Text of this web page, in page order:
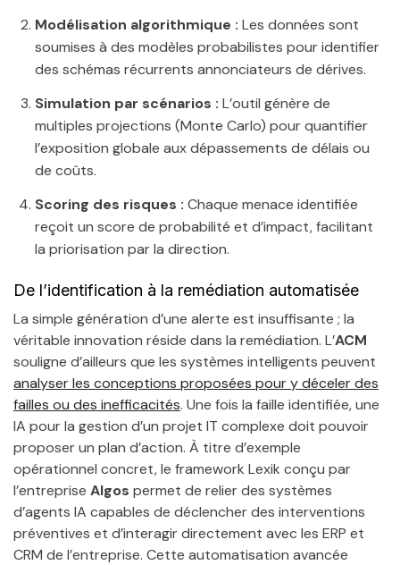
Modélisation algorithmique : Les données sont
soumises à des modèles probabilistes pour identifier
des schémas récurrents annonciateurs de dérives.
Simulation par scénarios : L’outil génère de
multiples projections (Monte Carlo) pour quantifier
l’exposition globale aux dépassements de délais ou
de coûts.
Scoring des risques : Chaque menace identifiée
reçoit un score de probabilité et d’impact, facilitant
la priorisation par la direction.
De l’identification à la remédiation automatisée
La simple génération d’une alerte est insuffisante ; la
véritable innovation réside dans la remédiation. L’ACM
souligne d’ailleurs que les systèmes intelligents peuvent
analyser les conceptions proposées pour y déceler des
failles ou des inefficacités. Une fois la faille identifiée, une
IA pour la gestion d’un projet IT complexe doit pouvoir
proposer un plan d’action. À titre d’exemple
opérationnel concret, le framework Lexik conçu par
l’entreprise Algos permet de relier des systèmes
d’agents IA capables de déclencher des interventions
préventives et d’interagir directement avec les ERP et
CRM de l’entreprise. Cette automatisation avancée